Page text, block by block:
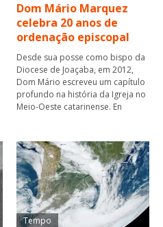
Dom Mário Marquez
celebra 20 anos de
ordenação episcopal
Desde sua posse como bispo da
Diocese de Joaçaba, em 2012,
Dom Mário escreveu um capítulo
profundo na história da Igreja no
Meio-Oeste catarinense. En
Tempo